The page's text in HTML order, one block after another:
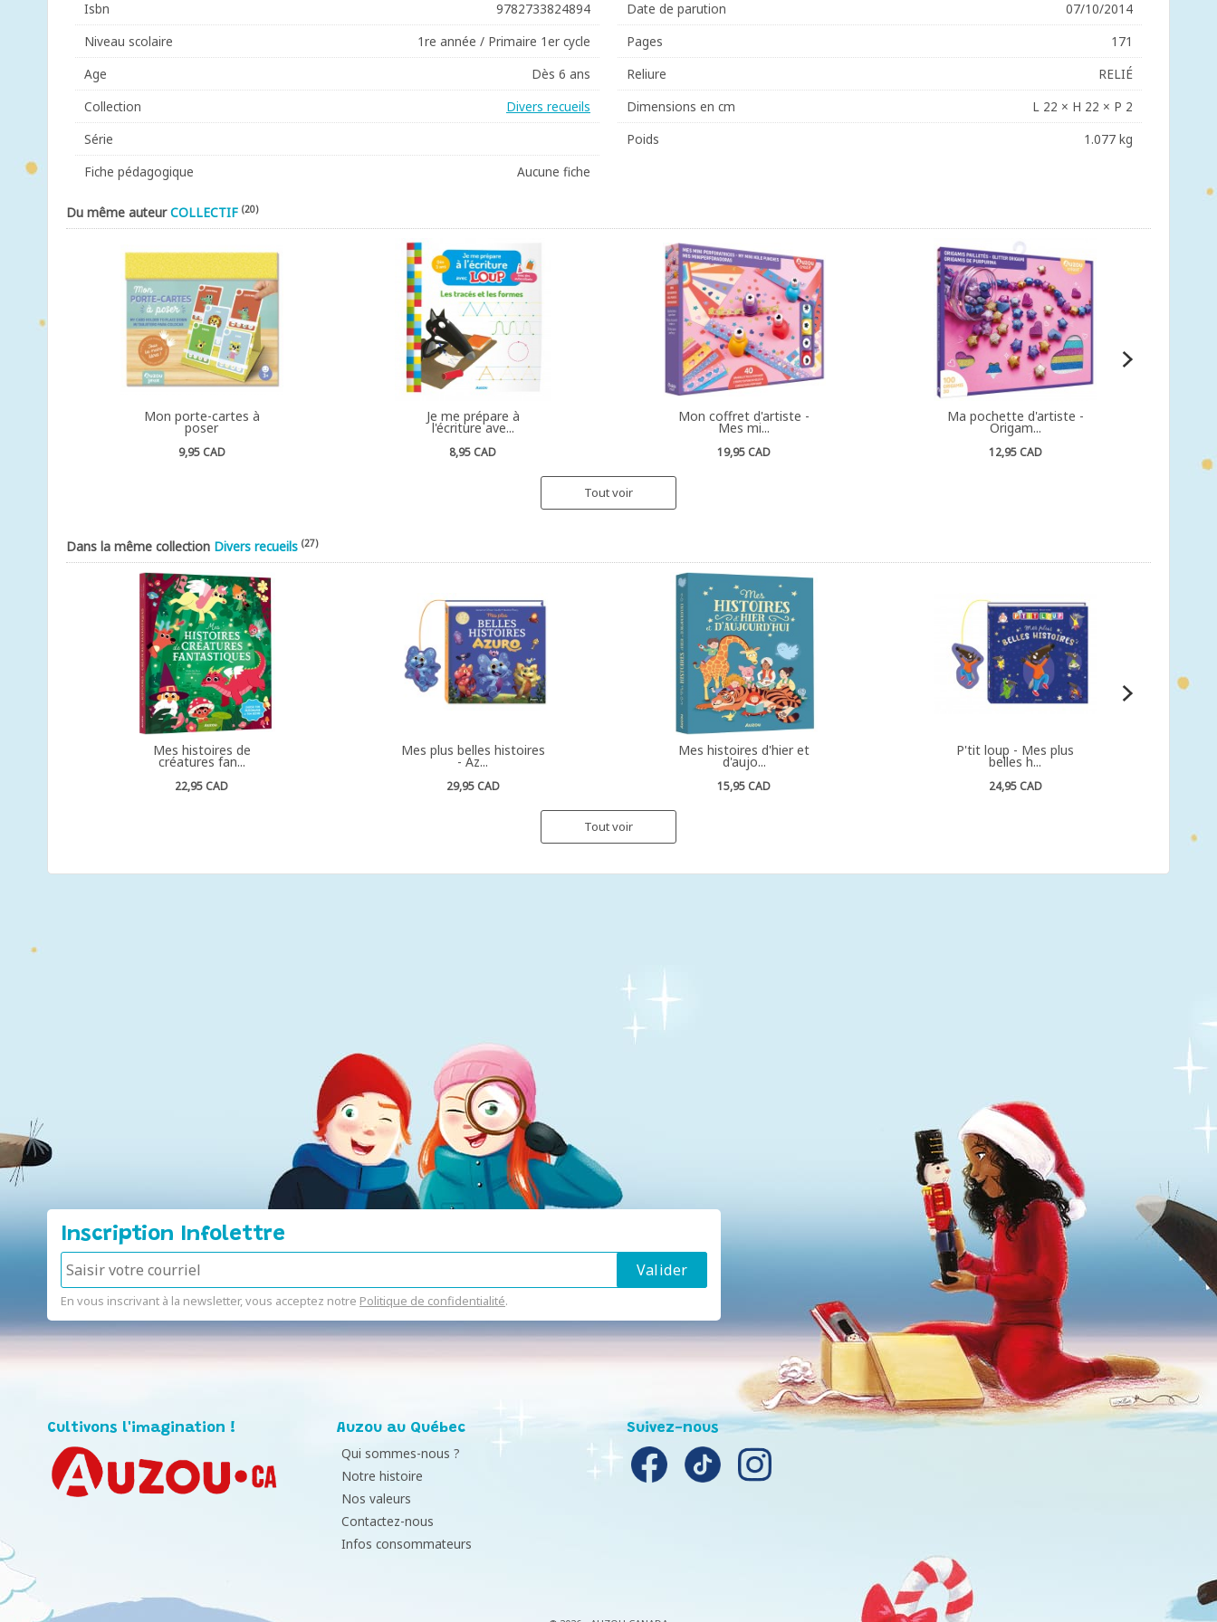
Isbn
9782733824894
Niveau scolaire
1re année / Primaire 1er cycle
Age
Dès 6 ans
Collection
Divers recueils
Série
Fiche pédagogique
Aucune fiche
Date de parution
07/10/2014
Pages
171
Reliure
RELIÉ
Dimensions en cm
L 22 × H 22 × P 2
Poids
1.077 kg
Du même auteurCOLLECTIF (20)
Mon porte-cartes à
poser
9,95 CAD
Je me prépare à
l'écriture ave...
8,95 CAD
Mon coffret d'artiste -
Mes mi...
19,95 CAD
Ma pochette d'artiste -
Origam...
12,95 CAD
Tout voir
Dans la même collection Divers recueils (27)
Mes histoires de
créatures fan...
22,95 CAD
Mes plus belles histoires
- Az...
29,95 CAD
Mes histoires d'hier et
d'aujo...
15,95 CAD
P'tit loup - Mes plus
belles h...
24,95 CAD
Tout voir
Inscription Infolettre
En vous inscrivant à la newsletter, vous acceptez notre Politique de confidentialité.
Cultivons l'imagination ! Auzou au Québec
Qui sommes-nous ?
Notre histoire
Nos valeurs
Contactez-nous
Infos consommateurs
Suivez-nous